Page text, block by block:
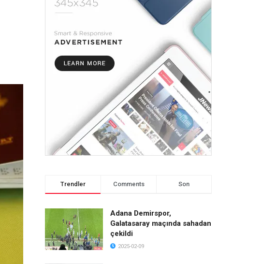
Trendler Comments Son
Adana Demirspor,
Galatasaray maçında sahadan
çekildi
2025-02-09